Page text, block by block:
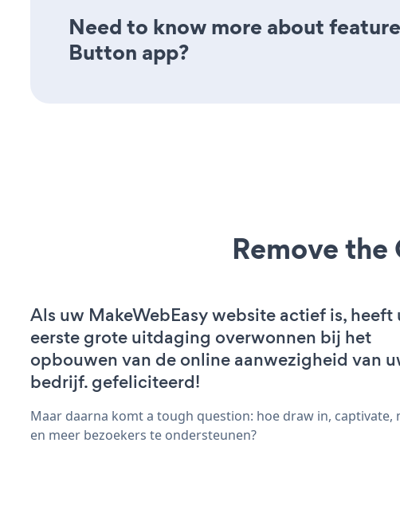
Need to know more about
Button app?
Remove
Als uw MakeWebEasy website actief is, heeft
eerste grote uitdaging overwonnen bij het
opbouwen van de online aanwezigheid van
bedrijf. gefeliciteerd!
Maar daarna komt a tough question: hoe draw in, captivate,
en meer bezoekers te ondersteunen?